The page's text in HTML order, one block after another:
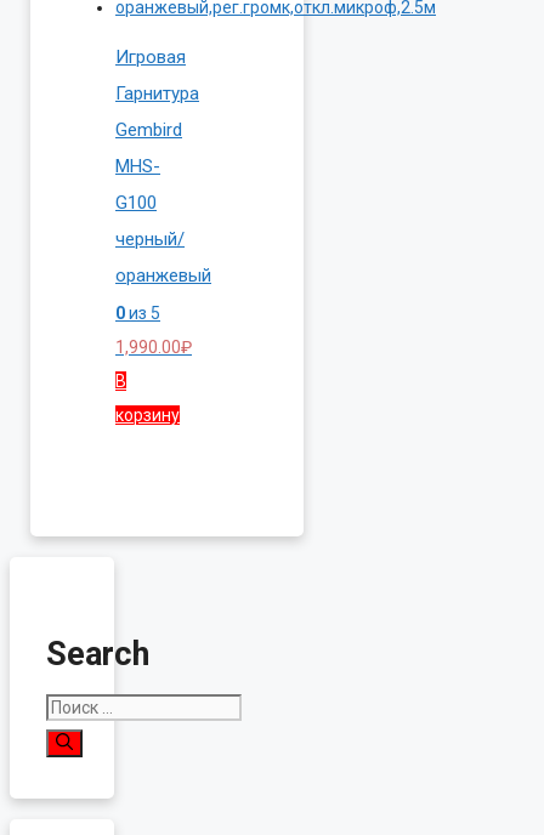
Игровая
Гарнитура
Gembird
MHS-
G100
черный/
оранжевый
0из 5
1,990.00₽
В
корзину
Search
Поиск: